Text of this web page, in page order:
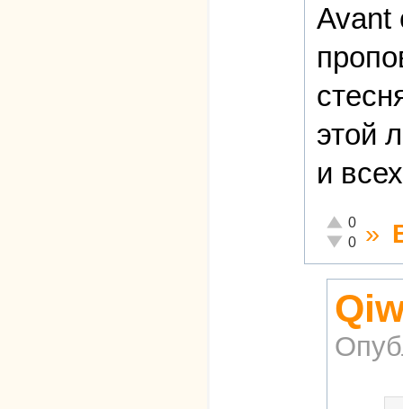
Avant
этой
и
Отлично!
0
0 »